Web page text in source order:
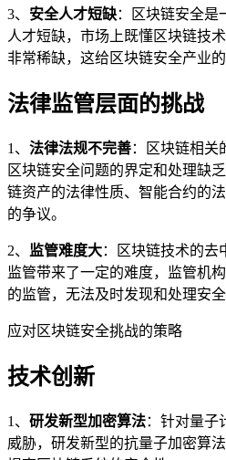
3、 安全人才短缺：区块链安全是
人才短缺，市场上既懂区块链技
非常稀缺，这给区块链安全产业
法律监管层面的挑战
1、 法律法规不完善：区块链相关
区块链安全问题的界定和处理缺
链资产的法律性质、智能合约的
的争议。
2、 监管难度大：区块链技术的去
监管带来了一定的难度，监管机
的监管，无法及时发现和处理安全
应对区块链安全挑战的策略
技术创新
1、 研发新型加密算法：针对量子
威胁，研发新型的抗量子加密算